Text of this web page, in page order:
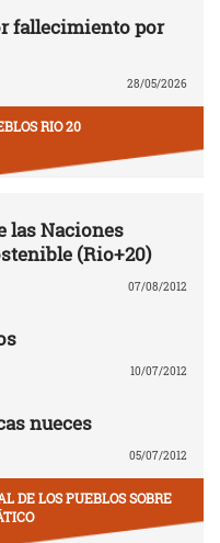
fallecimiento por
28/05/2026
RIO 20
las Naciones
(Rio+20)
07/08/2012
10/07/2012
nueces
05/07/2012
DE LOS PUEBLOS SOBRE